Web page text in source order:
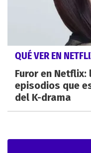
QUÉ VER EN
Furor en
episodios que
del K-drama